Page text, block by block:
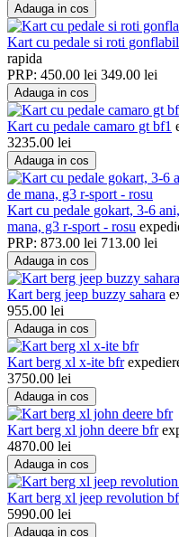
Adauga in cos
Kart cu pedale si roti
rapida
PRP: 450.00 lei 349.00 lei
Adauga in cos
Kart cu pedale camaro gt bf1
3235.00 lei
Adauga in cos
Kart cu pedale gokart, 3-6
mana, g3 r-sport - rosu
PRP: 873.00 lei 713.00 lei
Adauga in cos
Kart berg jeep buzzy sahara
955.00 lei
Adauga in cos
Kart berg xl x-ite bfr
3750.00 lei
Adauga in cos
Kart berg xl john deere bfr
4870.00 lei
Adauga in cos
Kart berg xl jeep revolution
5990.00 lei
Adauga in cos